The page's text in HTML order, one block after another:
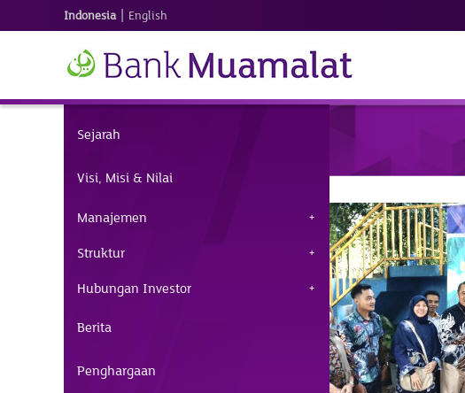
Indonesia | English
Sejarah
Visi, Misi & Nilai
Manajemen
Struktur
Hubungan Investor
Berita
Penghargaan